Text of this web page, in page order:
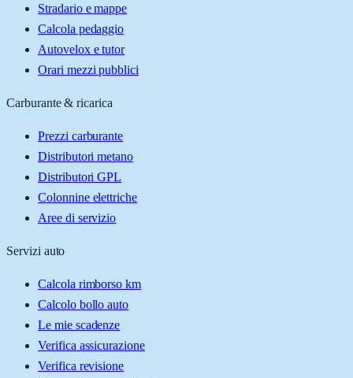
Stradario e mappe
Calcola pedaggio
Autovelox e tutor
Orari mezzi pubblici
Carburante & ricarica
Prezzi carburante
Distributori metano
Distributori GPL
Colonnine elettriche
Aree di servizio
Servizi auto
Calcola rimborso km
Calcolo bollo auto
Le mie scadenze
Verifica assicurazione
Verifica revisione